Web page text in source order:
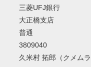
三菱UFJ銀行
大正橋支店
普通
3809040
久米村 拓郎（クメムラ